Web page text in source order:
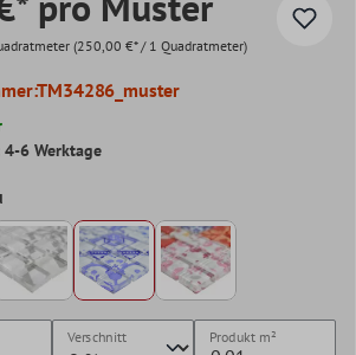
(250,00 €* / 1 Quadratmeter)
TM34286_muster
6 Werktage
Verschnitt Produkt m²